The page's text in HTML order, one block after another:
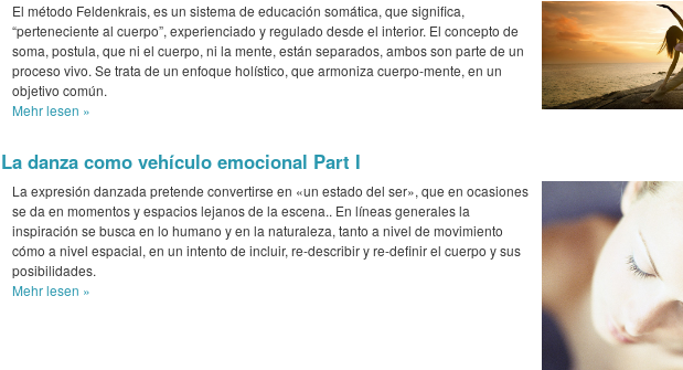
El método Feldenkrais, es un sistema de educación somática, que significa,
“perteneciente al cuerpo”, experienciado y regulado desde el interior. El concepto de
soma, postula, que ni el cuerpo, ni la mente, están separados, ambos son parte de un
proceso vivo. Se trata de un enfoque holístico, que armoniza cuerpo-mente, en un
objetivo común.
Mehrlesen »
La danza como vehículo emocional Part I
La expresión danzada pretende convertirse en «un estado del ser», que en ocasiones
se da en momentos y espacios lejanos de la escena.. En líneas generales la
inspiración se busca en lo humano y en la naturaleza, tanto a nivel de movimiento
cómo a nivel espacial, en un intento de incluir, re-describir y re-definir el cuerpo y sus
posibilidades.
Mehrlesen »